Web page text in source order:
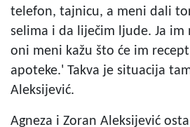
telefon, tajnicu, a meni dali
selima i da liječim ljude. Ja im
oni meni kažu što će im
apoteke.' Takva je situacija
Aleksijević.
Agneza i Zoran Aleksijević